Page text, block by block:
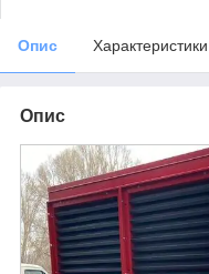
Опис Характеристики
Опис